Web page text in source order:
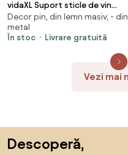
vidaXL Suport sticle de vin
pentru 120 sticle, lemn masiv
pin
Decor pin, din lemn masiv, - din
metal
În stoc
Livrare gratuită
Vezi mai
Descoperă,